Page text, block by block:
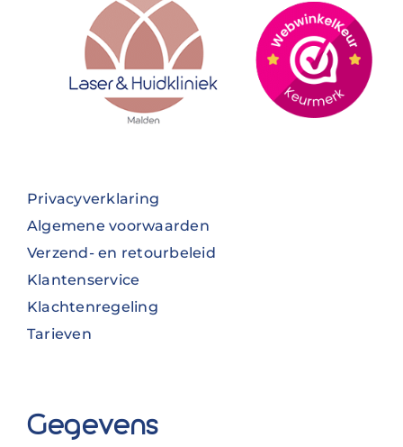
Privacyverklaring
Algemene voorwaarden
Verzend- en retourbeleid
Klantenservice
Klachtenregeling
Tarieven
Gegevens